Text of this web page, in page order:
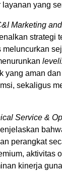
yang
Marketing
strategi
yang aman
sekaligus
Service &
perangkat
aktivitas
kinerja